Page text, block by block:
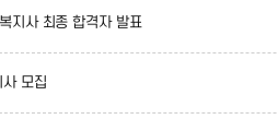
지사 최종 합격자 발표
모집